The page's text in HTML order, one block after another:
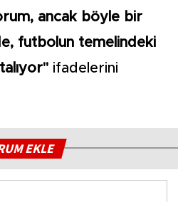
ancak böyle bir
futbolun temelindeki
ifadelerini
EKLE